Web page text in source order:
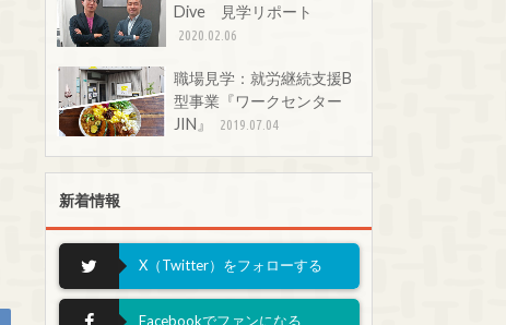
Dive 見学リポート
2020.02.06
職場見学：就労継続支援B
型事業『ワークセンター
JIN』
2019.07.04
新着情報
X（Twitter）をフォローする
Facebookでファンになる